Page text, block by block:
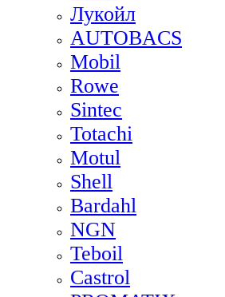
Лукойл
AUTOBACS
Mobil
Rowe
Sintec
Totachi
Motul
Shell
Bardahl
NGN
Teboil
Castrol